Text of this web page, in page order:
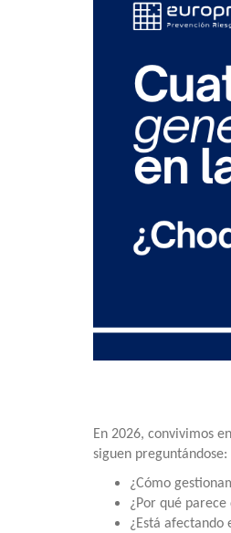
En 2026, convivimos
siguen preguntándose:
¿Cómo
¿Por qué
¿Está